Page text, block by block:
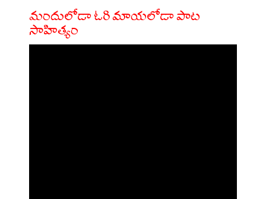
మందులోడా ఓరి మాయలోడా పాట
సాహిత్యం